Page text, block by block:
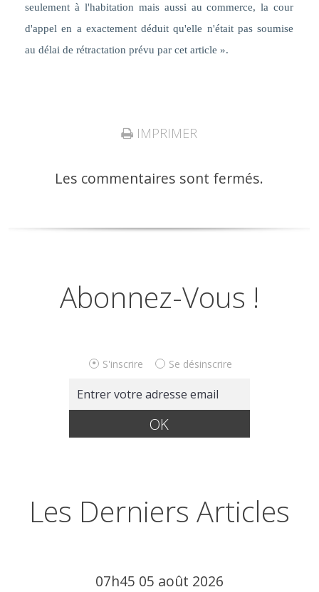
seulement à l'habitation mais aussi au commerce, la cour
d'appel en a exactement déduit qu'elle n'était pas soumise
au délai de rétractation prévu par cet article ».
IMPRIMER
Les commentaires sont fermés.
Abonnez-Vous !
S'inscrire Se désinscrire
Les Derniers Articles
07h45 05 août 2026